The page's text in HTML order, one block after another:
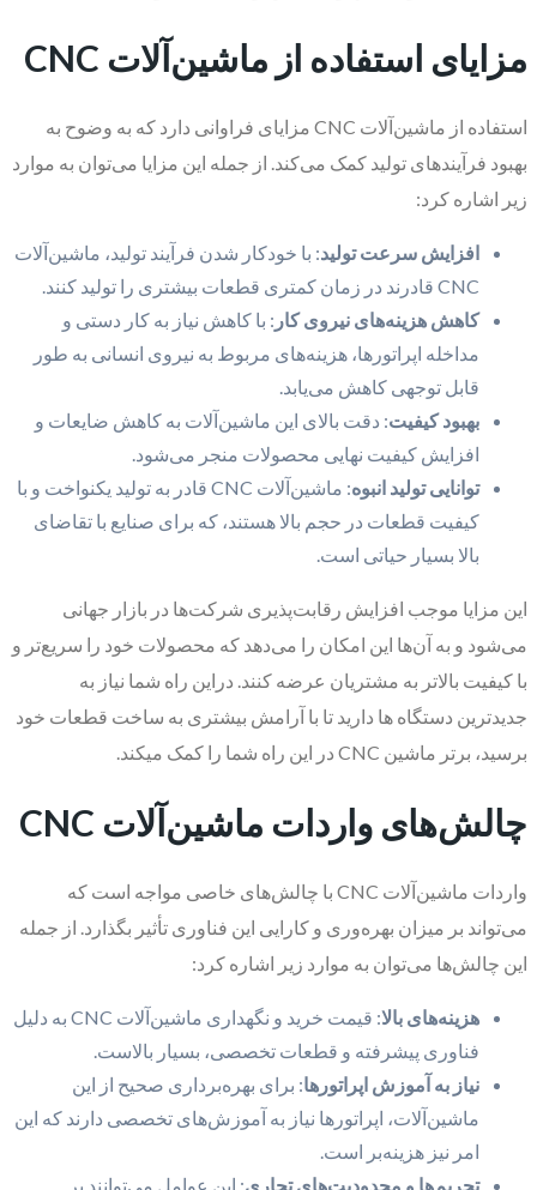
مزایای استفاده از ماشین‌آلات CNC
استفاده از ماشین‌آلات CNC مزایای فراوانی دارد که به وضوح به
بهبود فرآیندهای تولید کمک می‌کند. از جمله این مزایا می‌توان به موارد
زیر اشاره کرد:
افزایش سرعت تولید: با خودکار شدن فرآیند تولید، ماشین‌آلات
CNC قادرند در زمان کمتری قطعات بیشتری را تولید کنند.
کاهش هزینه‌های نیروی کار : با کاهش نیاز به کار دستی و
مداخله اپراتورها، هزینه‌های مربوط به نیروی انسانی به طور
قابل توجهی کاهش می‌یابد.
بهبود کیفیت: دقت بالای این ماشین‌آلات به کاهش ضایعات و
افزایش کیفیت نهایی محصولات منجر می‌شود.
توانایی تولید انبوه
: ماشین‌آلات CNC قادر به تولید یکنواخت و با
کیفیت قطعات در حجم بالا هستند، که برای صنایع با تقاضای
بالا بسیار حیاتی است.
این مزایا موجب افزایش رقابت‌پذیری شرکت‌ها در بازار جهانی
می‌شود و به آن‌ها این امکان را می‌دهد که محصولات خود را سریع‌تر و
با کیفیت بالاتر به مشتریان عرضه کنند. دراین راه شما نیاز به
جدیدترین دستگاه ها دارید تا با آرامش بیشتری به ساخت قطعات خود
برسید، برتر ماشین CNC در این راه شما را کمک میکند.
چالش‌های واردات ماشین‌آلات CNC
واردات ماشین‌آلات CNC با چالش‌های خاصی مواجه است که
می‌تواند بر میزان بهره‌وری و کارایی این فناوری تأثیر بگذارد. از جمله
این چالش‌ها می‌توان به موارد زیر اشاره کرد:
هزینه‌های بالا
: قیمت خرید و نگهداری ماشین‌آلات CNC به دلیل
فناوری پیشرفته و قطعات تخصصی، بسیار بالاست.
نیاز به آموزش اپراتورها: برای بهره‌برداری صحیح از این
ماشین‌آلات، اپراتورها نیاز به آموزش‌های تخصصی دارند که این
امر نیز هزینه‌بر است.
تحریم‌ها و محدودیت‌های تجاری: این عوامل می‌توانند بر